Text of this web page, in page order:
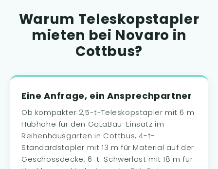
Warum Teleskopstapler
mieten bei Novaro in
Cottbus?
Eine Anfrage, ein Ansprechpartner
Ob kompakter 2,5-t-Teleskopstapler mit 6 m
Hubhöhe für den GaLaBau-Einsatz im
Reihenhausgarten in Cottbus, 4-t-
Standardstapler mit 13 m für Material auf der
Geschossdecke, 6-t-Schwerlast mit 18 m für